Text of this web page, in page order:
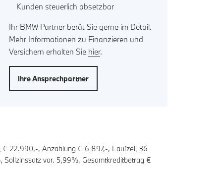
€ 22.990,-, Anzahlung € 6 897,-, Laufzeit36
Sollzinssatz var. 5,99%, Gesamtkreditbetrag €
Kunden steuerlich absetzbar
Ihr BMW Partner berät Sie gerne im Detail.
Mehr Informationen zu Finanzieren und
Versichern erhalten Sie hier.
Ihre Ansprechpartner